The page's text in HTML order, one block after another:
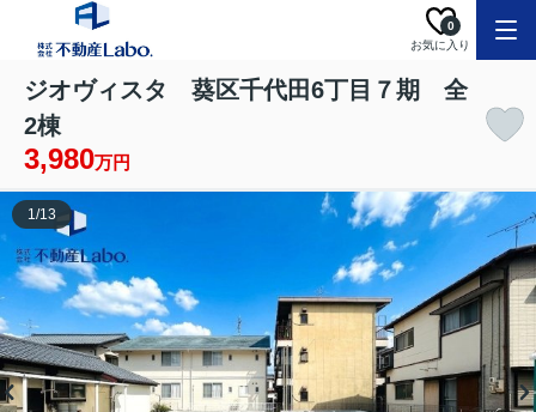
お気に入り
0
ジオヴィスタ 葵区千代田6丁目７期 全
2棟
3,980万円
1/13